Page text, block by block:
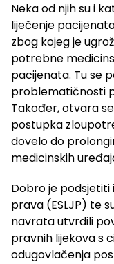
Neka od njih su i
liječenje
zbog kojeg je
potrebne
pacijenata. Tu se
problematičnosti
Također, otvara
postupka
dovelo do
medicinskih
Dobro je podsjetiti
prava (ESLJP) te
navrata utvrdili
pravnih lijekova s
odugovlačenja